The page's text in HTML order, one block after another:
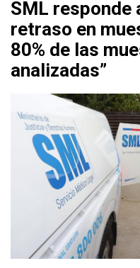
SML responde
retraso en
80% de las
analizadas”